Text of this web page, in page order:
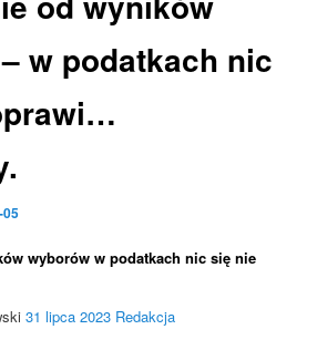
w podatkach nic
05
wyborów w podatkach nic się nie
31 lipca 2023 Redakcja